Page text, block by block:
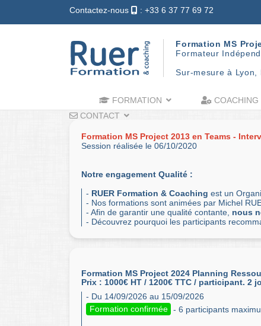
Contactez-nous : +33 6 37 77 69 72
Formation MS
Formateur
Sur-mesure à Lyon,
FORMATION COACHING
CONTACT
Formation MS Project 2013 en Teams -
Session réalisée le 06/10/2020
Notre engagement Qualité :
- RUER Formation & Coaching est un
- Nos formations sont animées par Michel
- Afin de garantir une qualité contante, nous
- Découvrez pourquoi les participants
Formation MS Project 2024 Planning
Prix : 1000€ HT / 1200€ TTC / participant. 2
- Du 14/09/2026 au 15/09/2026
Formation confirmée - 6 participants